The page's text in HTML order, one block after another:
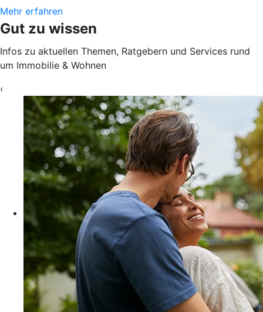
Mehr erfahren
Gut zu wissen
Infos zu aktuellen Themen, Ratgebern und Services rund
um Immobilie & Wohnen
‹